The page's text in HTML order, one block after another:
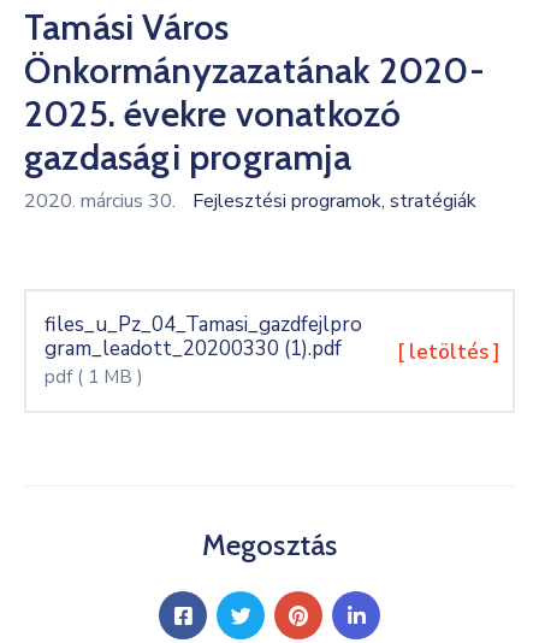
Kultúra
Keresés
Tamási Város
Önkormányzazatának 2020-
2025. évekre vonatkozó
gazdasági programja
2020. március 30. Fejlesztési programok, stratégiák
files_u_Pz_04_Tamasi_gazdfejlpro
gram_leadott_20200330 (1).pdf
pdf ( 1 MB )
[ letöltés ]
Megosztás